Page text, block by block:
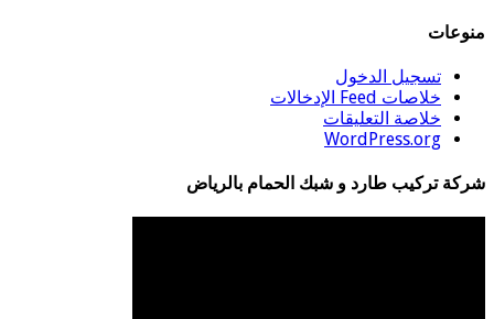
منوعات
تسجيل الدخول
خلاصات Feed الإدخالات
خلاصة التعليقات
WordPress.org
شركة تركيب طارد و شبك الحمام بالرياض